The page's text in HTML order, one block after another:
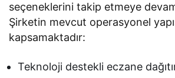
seçeneklerini takip etmeye
Şirketin mevcut operasyonel
kapsamaktadır:
Teknoloji destekli eczane